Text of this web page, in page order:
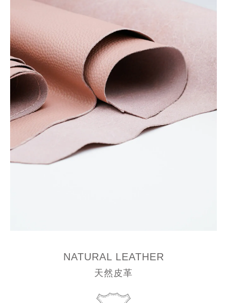
NATURAL LEATHER
天然皮革